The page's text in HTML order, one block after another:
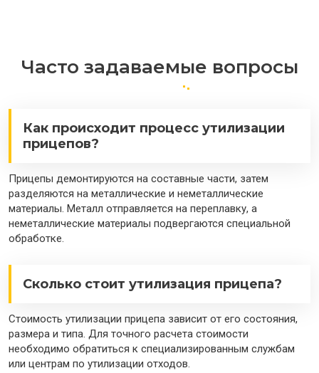
Часто задаваемые вопросы
Как происходит процесс утилизации
прицепов?
Прицепы демонтируются на составные части, затем
разделяются на металлические и неметаллические
материалы. Металл отправляется на переплавку, а
неметаллические материалы подвергаются специальной
обработке.
Сколько стоит утилизация прицепа?
Стоимость утилизации прицепа зависит от его состояния,
размера и типа. Для точного расчета стоимости
необходимо обратиться к специализированным службам
или центрам по утилизации отходов.